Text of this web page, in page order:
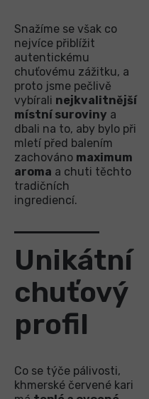
Snažíme se však co
nejvíce přiblížit
autentickému
chuťovému zážitku, a
proto jsme pečlivě
vybírali nejkvalitnější
místní suroviny a
dbali na to, aby bylo při
mletí před balením
zachováno maximum
aroma a chuti těchto
tradičních
ingrediencí.
Unikátní
chuťový
profil
Co se týče pálivosti,
khmerské červené kari